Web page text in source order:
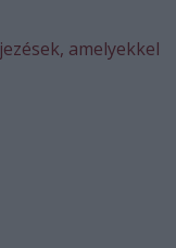
amelyekkel